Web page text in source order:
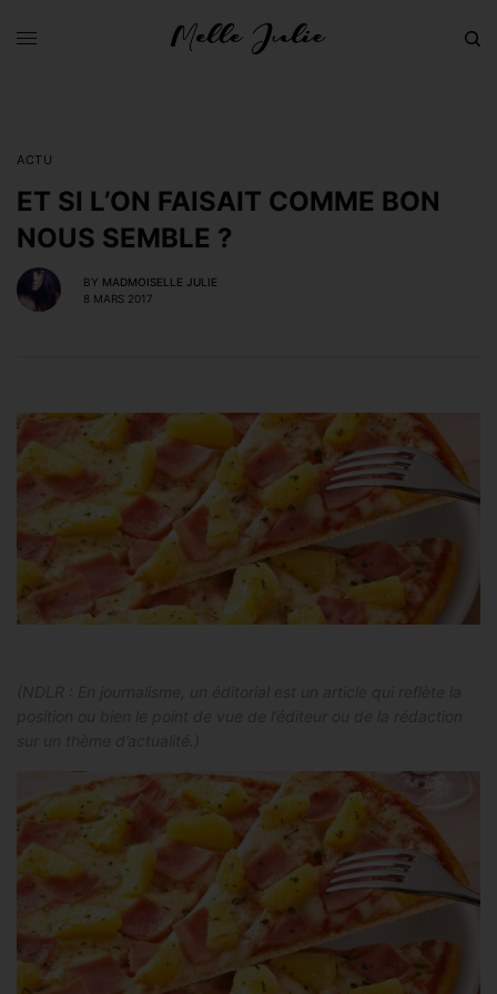
ACTU
ET SI L’ON FAISAIT COMME BON
NOUS SEMBLE ?
BY MADMOISELLE JULIE
8 MARS 2017